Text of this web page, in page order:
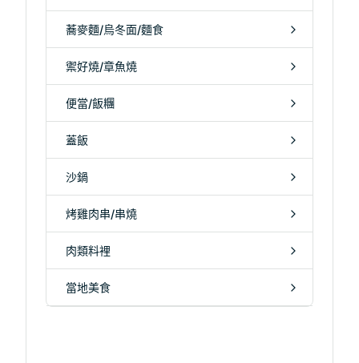
蕎麥麵/烏冬面/麵食
禦好燒/章魚燒
便當/飯糰
蓋飯
沙鍋
烤雞肉串/串燒
肉類料裡
當地美食